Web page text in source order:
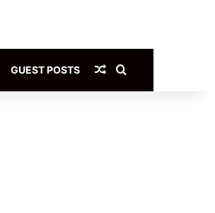
GUEST POSTS Article Aléatoire